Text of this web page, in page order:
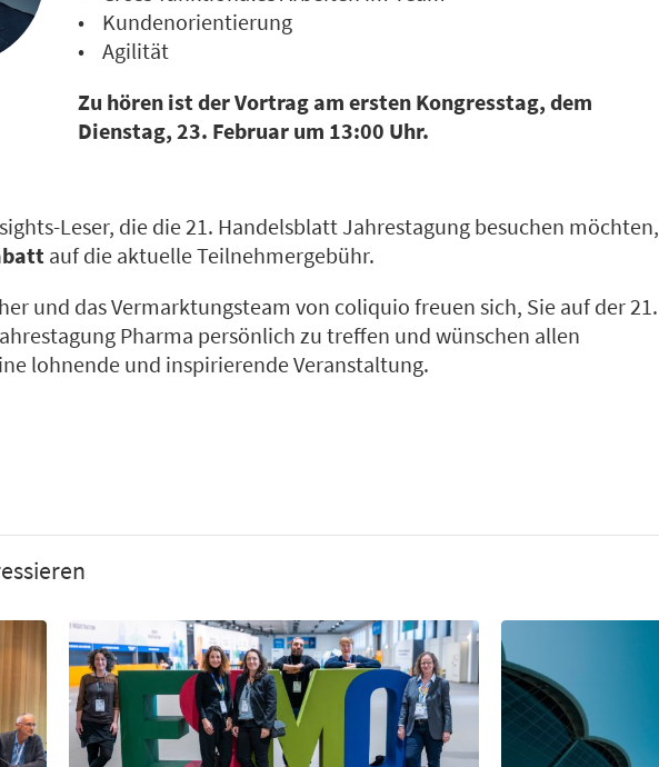
• Kundenorientierung
• Agilität
Zu hören ist der Vortrag am ersten Kongresstag, dem
Dienstag, 23. Februar um 13:00 Uhr.
Leser, die die 21. Handelsblatt Jahrestagung besuchen möchten,
auf die aktuelle Teilnehmergebühr.
und das Vermarktungsteam von coliquio freuen sich, Sie auf der 21.
Pharma persönlich zu treffen und wünschen allen
lohnende und inspirierende Veranstaltung.